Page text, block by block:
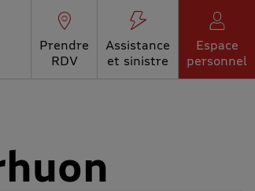
Prendre
RDV
Assistance
et sinistre
Espace
personnel